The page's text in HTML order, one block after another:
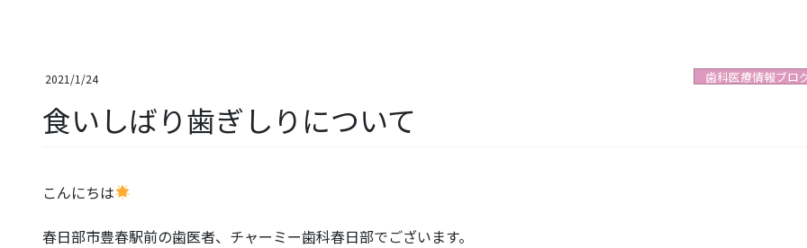
2021/1/24 歯科医療情報ブロ
食いしばり歯ぎしりについて
こんにちは
春日部市豊春駅前の歯医者、チャーミー歯科春日部でございます。